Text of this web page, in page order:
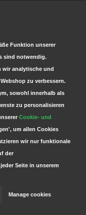
byWebdinge.nl
Funktion unserer
sind notwendig.
wir analytische und
zu verbessern.
sowohl innerhalb als
zu personalisieren
Cookie- und
um allen Cookies
wir nur funktionale
der
Seite in unserem
Manage cookies